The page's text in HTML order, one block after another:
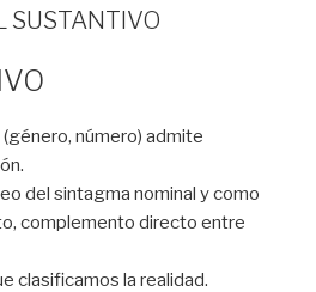
SUSTANTIVO
número) admite
del sintagma nominal y como
complemento directo entre
clasificamos la realidad.